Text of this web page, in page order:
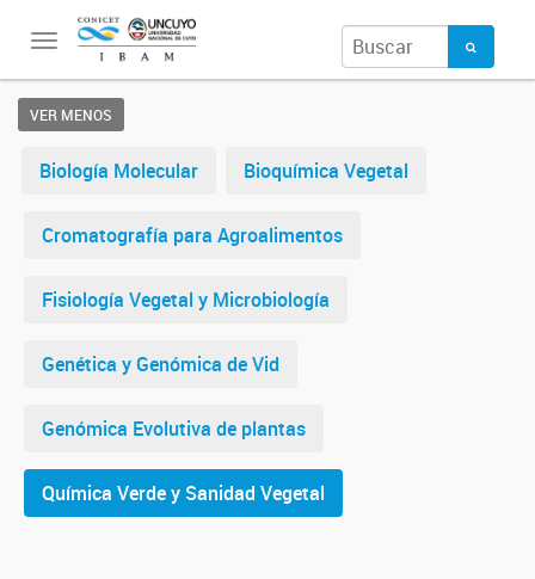
Toggle
navigation
VER MENOS
Biología Molecular Bioquímica Vegetal
Cromatografía para Agroalimentos
Fisiología Vegetal y Microbiología
Genética y Genómica de Vid
Genómica Evolutiva de plantas
Química Verde y Sanidad Vegetal